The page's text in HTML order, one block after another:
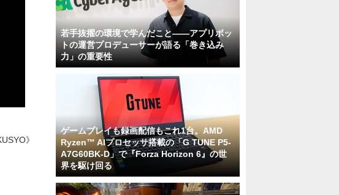
》
若手抜擢の環境で学んだこと――アプリボッ
トの運営プロデューサーが語る「巻き込み
力」の重要性
ゲームプレイも録画配信もこれ1台。AMD
Ryzen™ AIプロセッサ搭載の「G TUNE P5-
A7G60BK-D」で『Forza Horizon 6』の世
界を駆け回る